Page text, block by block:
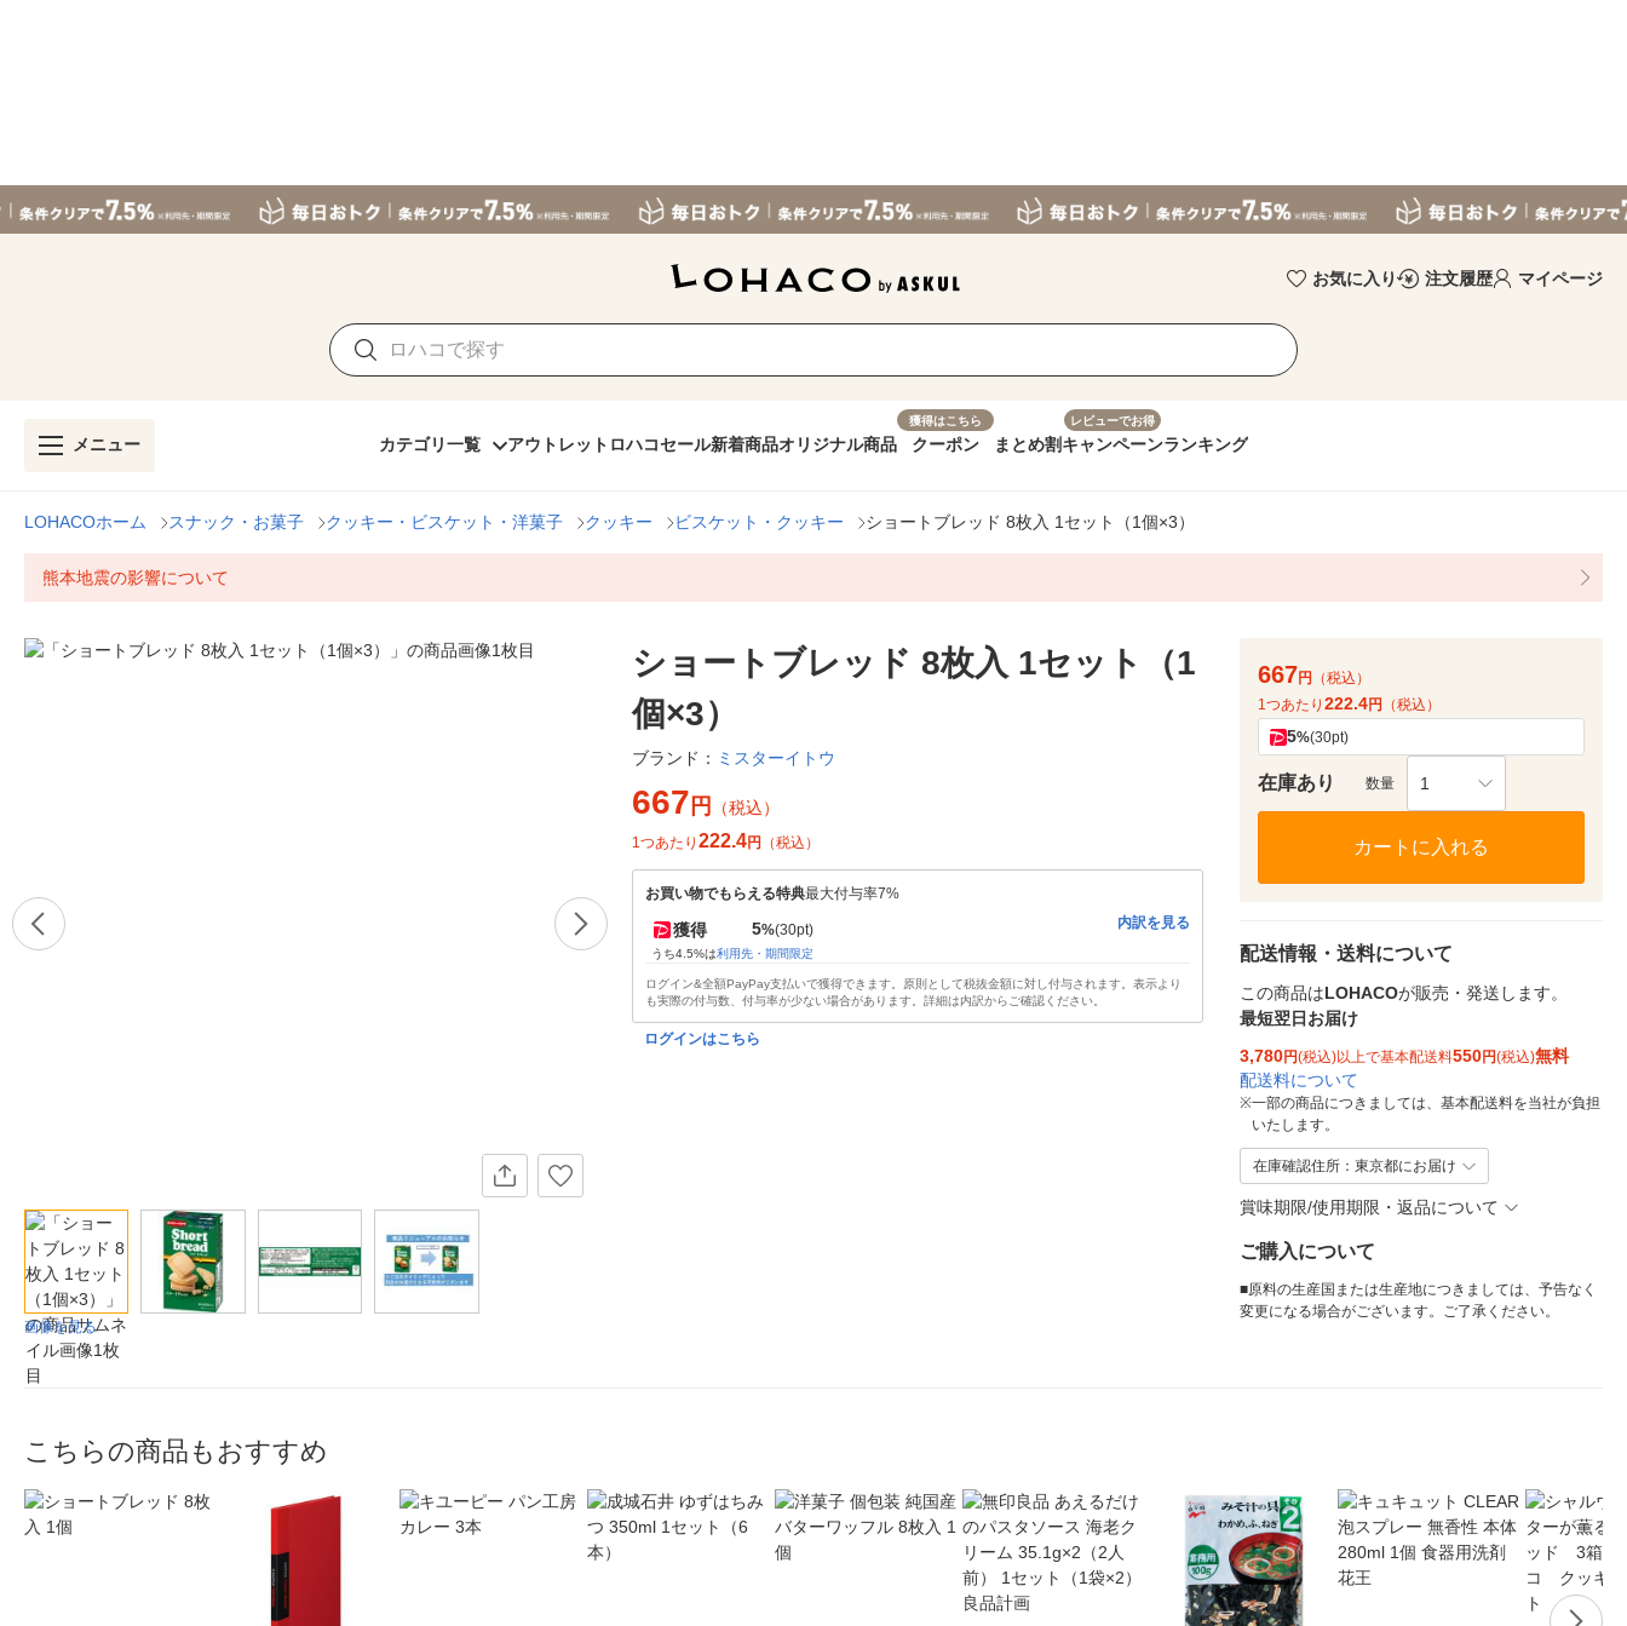
お気に入り 注文履歴 マイページ
メニュー カテゴリ一覧 アウトレット ロハコセール新着商品オリジナル商品
獲得はこちら
クーポン まとめ割
レビューでお得
キャンペーンランキング
LOHACOホーム スナック・お菓子 クッキー・ビスケット・洋菓子 クッキー ビスケット・クッキー ショートブレッド 8枚入 1セット（1個×3）
熊本地震の影響について
画像を見る
ショートブレッド 8枚入 1セット（1
個×3）
ブランド： ミスターイトウ
667 円 （税込）
1つあたり 222.4円 （税込）
お買い物でもらえる特典最大付与率7%
獲得 5%(30pt)
うち4.5%は利用先・期間限定
内訳を見る
ログイン&全額PayPay支払いで獲得できます。原則として税抜金額に対し付与されます。表示より
も実際の付与数、付与率が少ない場合があります。詳細は内訳からご確認ください。
ログインはこちら
667円
（税込）
1つあたり 222.4円 （税込）
5%(30pt)
在庫あり 数量 1
カートに入れる
配送情報・送料について
この商品はLOHACOが販売・発送します。
最短翌日お届け
3,780円(税込)以上で基本配送料550円(税込)無料
配送料について
※一部の商品につきましては、基本配送料を当社が負担
いたします。
在庫確認住所：東京都にお届け
賞味期限/使用期限・返品について
ご購入について
■原料の生産国または生産地につきましては、予告なく
変更になる場合がございます。ご了承ください。
こちらの商品もおすすめ